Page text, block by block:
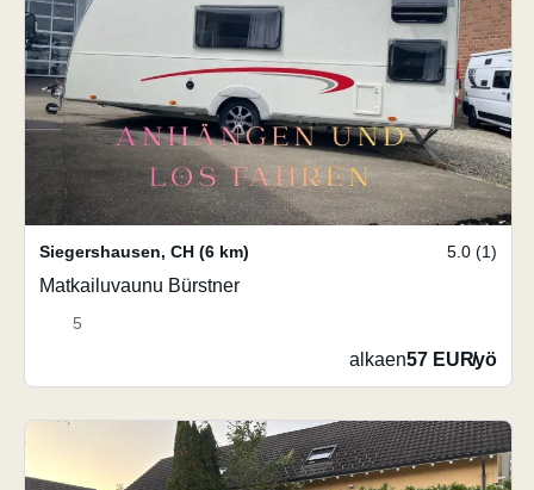
Siegershausen, CH (6 km) 5.0 (1)
Matkailuvaunu Bürstner
5
alkaen57 EUR/yö